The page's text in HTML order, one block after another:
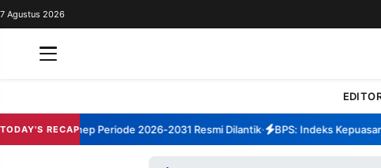
REDAKSI
7 Agustus 2026
TODAY'S RECAP
TBM Sumenep Periode 2026-2031 Resmi Dilantik• BPS: Indeks Kepuasan